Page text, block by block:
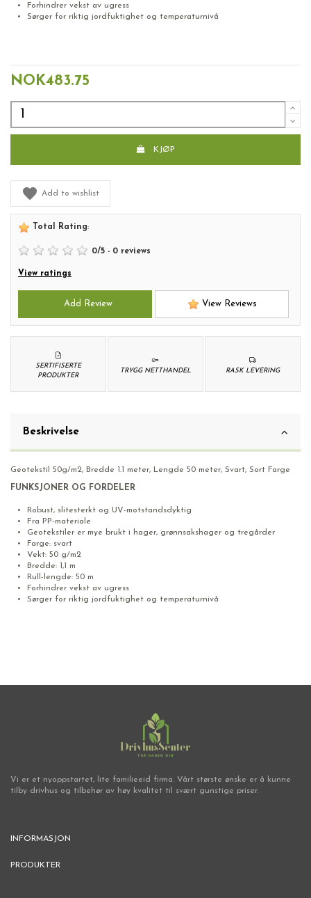
Forhindrer vekst av ugress
Sørger for riktig jordfuktighet og temperaturnivå
NOK483.75
KJØP
Add to wishlist
Total Rating:
0/5 - 0 reviews
View ratings
Add Review View Reviews
RASK LEVERING
TRYGG NETTHANDEL
SERTIFISERTE
PRODUKTER
Beskrivelse
Geotekstil 50g/m2, Bredde 1.1 meter, Lengde 50 meter, Svart, Sort Farge
FUNKSJONER OG FORDELER
Robust, slitesterkt og UV-motstandsdyktig
Fra PP-materiale
Geotekstiler er mye brukt i hager, grønnsakshager og tregårder
Farge: svart
Vekt: 50 g/m2
Bredde: 1,1 m
Rull-lengde: 50 m
Forhindrer vekst av ugress
Sørger for riktig jordfuktighet og temperaturnivå
Vi er et nyoppstartet, lite familieeid firma. Vårt største ønske er å kunne
tilby drivhus og tilbehør av høy kvalitet til svært gunstige priser.
INFORMASJON
PRODUKTER